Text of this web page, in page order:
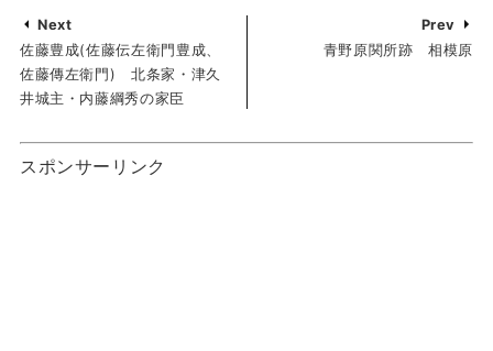
Next
佐藤豊成(佐藤伝左衛門豊成、
佐藤傳左衛門) 北条家・津久
井城主・内藤綱秀の家臣
Prev
青野原関所跡 相模原
スポンサーリンク